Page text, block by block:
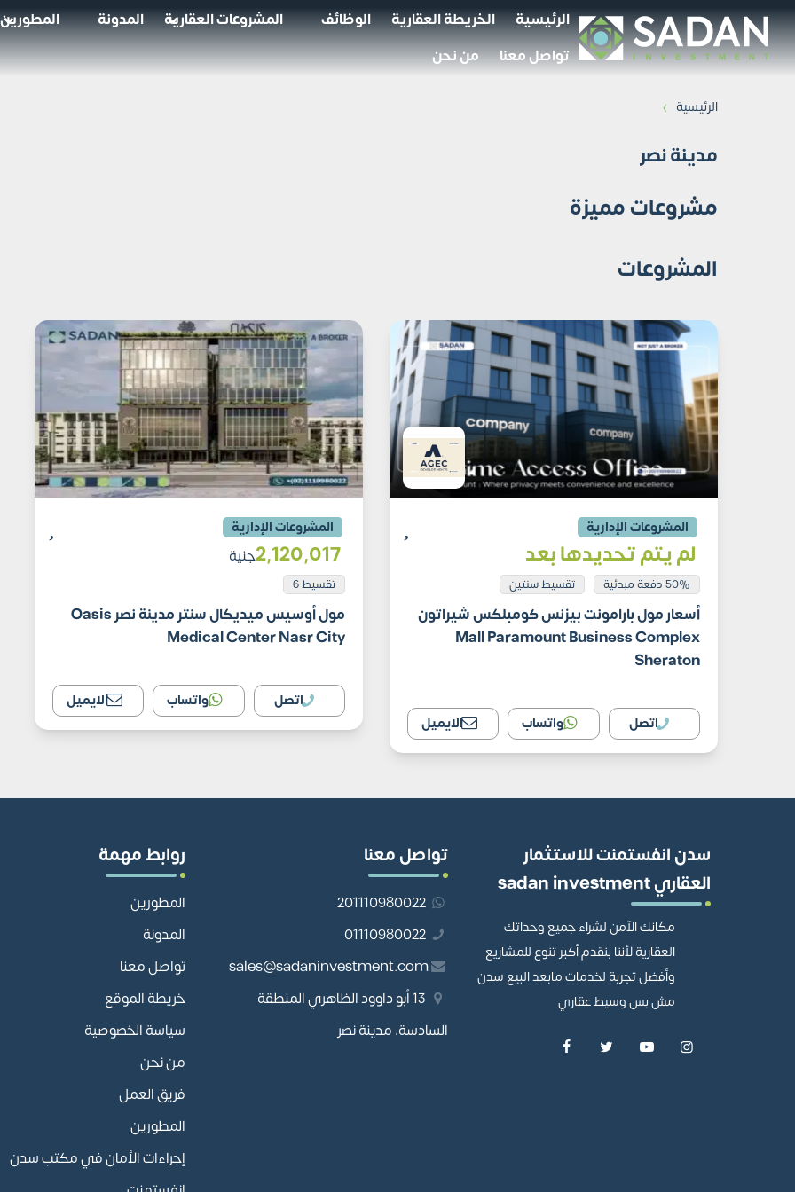
الرئيسية الخريطة العقارية الوظائف المشروعات العقارية المدونة
المطورين
تواصل معنا
من نحن
الرئيسية ›
مدينة نصر
مشروعات مميزة
المشروعات
المشروعات الإدارية
لم يتم تحديدها بعد
50% دفعة مبدئية تقسيط سنتين
أسعار مول بارامونت بيزنس كومبلكس شيراتون
Mall Paramount Business Complex
Sheraton
اتصل واتساب الايميل
المشروعات الإدارية
2٬120٬017جنية
تقسيط 6
مول أوسيس ميديكال سنتر مدينة نصر Oasis
Medical Center Nasr City
اتصل واتساب الايميل
سدن انفستمنت للاستثمار
العقاري sadan investment
مكانك الآمن لشراء جميع وحداتك
العقارية لأننا بنقدم أكبر تنوع للمشاريع
وأفضل تجربة لخدمات مابعد البيع سدن
مش بس وسيط عقاري
تواصل معنا
201110980022
01110980022
sales@sadaninvestment.com
13 أبو داوود الظاهري المنطقة
السادسة، مدينة نصر
روابط مهمة
المطورين
المدونة
تواصل معنا
خريطة الموقع
سياسة الخصوصية
من نحن
فريق العمل
المطورين
إجراءات الأمان في مكتب سدن